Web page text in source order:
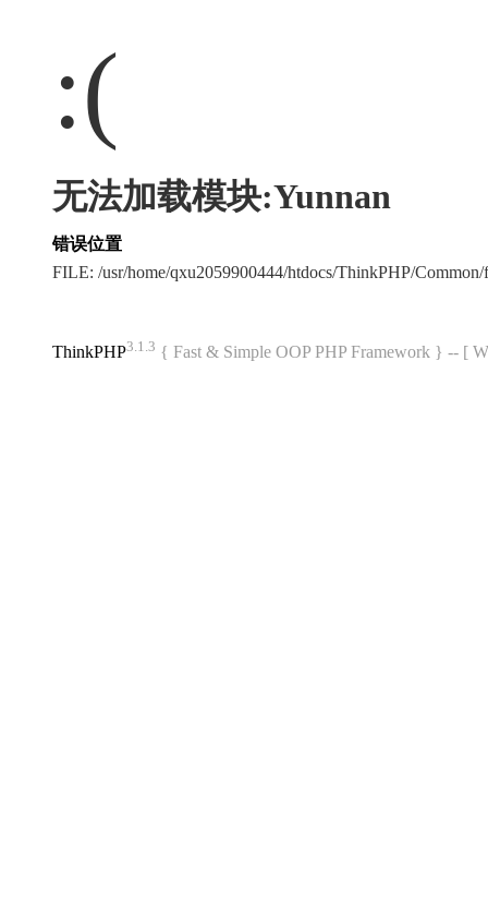
:(
无法加载模块:Yunnan
错误位置
FILE: /usr/home/qxu2059900444/htdocs/ThinkPHP/
ThinkPHP3.1.3 { Fast & Simple OOP PHP Framework } -- [